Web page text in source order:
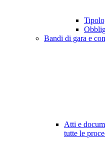
Bandi di gara e
Atti e
tutte le